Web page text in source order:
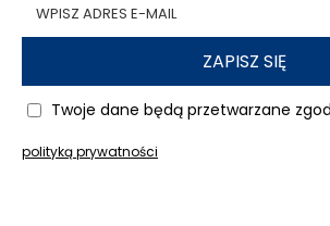
ZAPISZ SIĘ
Twoje dane będą przetwarzane
polityką prywatności